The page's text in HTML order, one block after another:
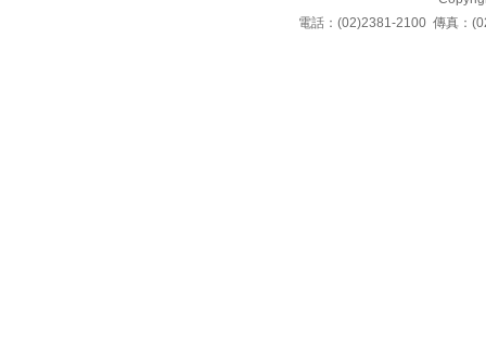
電話：(02)2381-2100 傳真：